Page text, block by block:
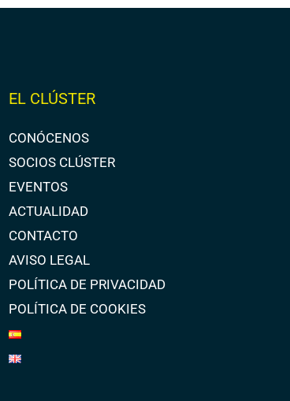
EL CLÚSTER
CONÓCENOS
SOCIOS CLÚSTER
EVENTOS
ACTUALIDAD
CONTACTO
AVISO LEGAL
POLÍTICA DE PRIVACIDAD
POLÍTICA DE COOKIES